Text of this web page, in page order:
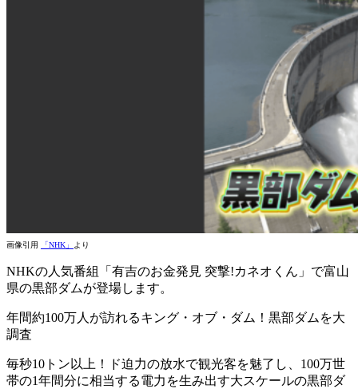
画像引用 「NHK」 より
NHKの人気番組「有吉のお金発見 突撃!カネオくん」で富山
県の黒部ダムが登場します。
年間約100万人が訪れるキング・オブ・ダム！黒部ダムを大
調査
毎秒10トン以上！ド迫力の放水で観光客を魅了し、100万世
帯の1年間分に相当する電力を生み出す大スケールの黒部ダ